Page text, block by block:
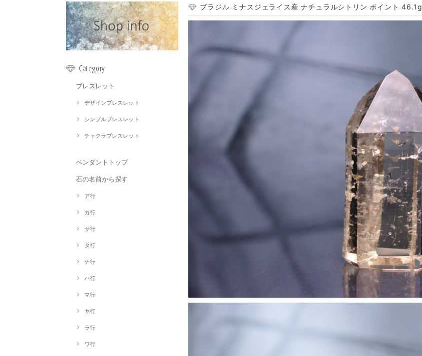
Category
ブレスレット
デザインブレスレット
シンプルブレスレット
チャクラブレスレット
ペンダントトップ
石の名前から探す
ア行
カ行
サ行
タ行
ナ行
ハ行
マ行
ヤ行
ラ行
ワ行
ブラジル ミナスジェライス産 ナチュラルシトリン ポイント 46.1g